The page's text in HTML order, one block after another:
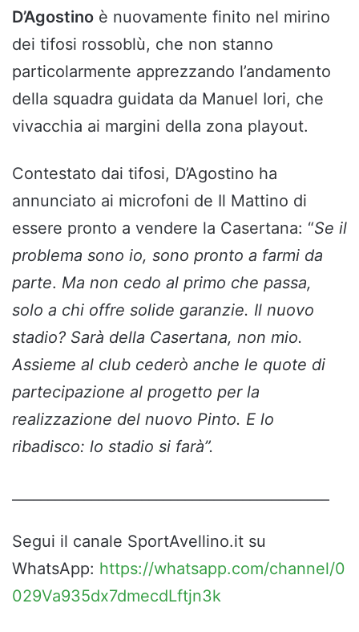
D’Agostino è nuovamente finito nel mirino
dei tifosi rossoblù, che non stanno
particolarmente apprezzando l’andamento
della squadra guidata da Manuel Iori, che
vivacchia ai margini della zona playout.
Contestato dai tifosi, D’Agostino ha
annunciato ai microfoni de Il Mattino di
essere pronto a vendere la Casertana: “Se il
problema sono io, sono pronto a farmi da
parte. Ma non cedo al primo che passa,
solo a chi offre solide garanzie. Il nuovo
stadio? Sarà della Casertana, non mio.
Assieme al club cederò anche le quote di
partecipazione al progetto per la
realizzazione del nuovo Pinto. E lo
ribadisco: lo stadio si farà”.
Segui il canale SportAvellino.it su
WhatsApp: https://whatsapp.com/channel/0
029Va935dx7dmecdLftjn3k